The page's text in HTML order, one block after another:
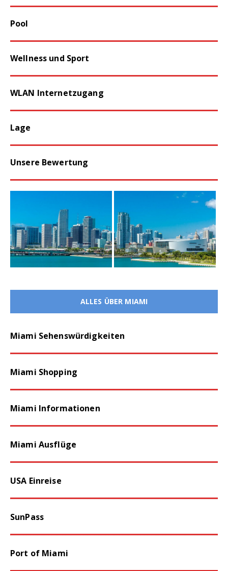
Pool
Wellness und Sport
WLAN Internetzugang
Lage
Unsere Bewertung
ALLES ÜBER MIAMI
Miami Sehenswürdigkeiten
Miami Shopping
Miami Informationen
Miami Ausflüge
USA Einreise
SunPass
Port of Miami